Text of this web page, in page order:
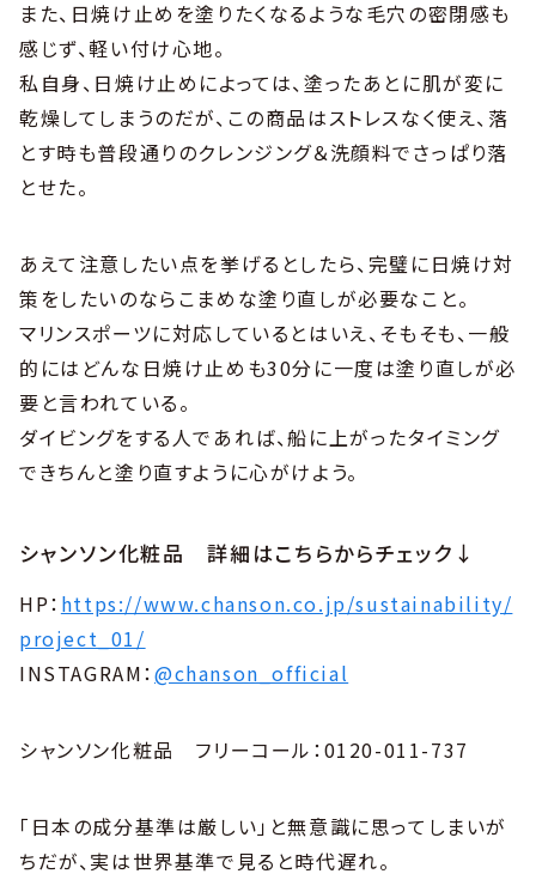
また、日焼け止めを塗りたくなるような毛穴の密閉感も
感じず、軽い付け心地。
私自身、日焼け止めによっては、塗ったあとに肌が変に
乾燥してしまうのだが、この商品はストレスなく使え、落
とす時も普段通りのクレンジング＆洗顔料でさっぱり落
とせた。
あえて注意したい点を挙げるとしたら、完璧に日焼け対
策をしたいのならこまめな塗り直しが必要なこと。
マリンスポーツに対応しているとはいえ、そもそも、一般
的にはどんな日焼け止めも30分に一度は塗り直しが必
要と言われている。
ダイビングをする人であれば、船に上がったタイミング
できちんと塗り直すように心がけよう。
シャンソン化粧品 詳細はこちらからチェック↓
HP： https://www.chanson.co.jp/sustainability/
project_01/
INSTAGRAM：@chanson_official
シャンソン化粧品 フリーコール：0120-011-737
「日本の成分基準は厳しい」と無意識に思ってしまいが
ちだが、実は世界基準で見ると時代遅れ。